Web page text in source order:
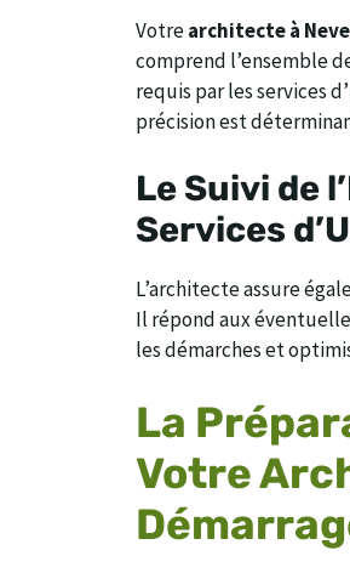
Votrearchitecte à
comprend l’ensemble
requis par les services
précision est
Le Suivi de
Services
L’architecte assure
Il répond aux
les démarches et
La
Votre